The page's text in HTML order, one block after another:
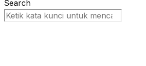
Search